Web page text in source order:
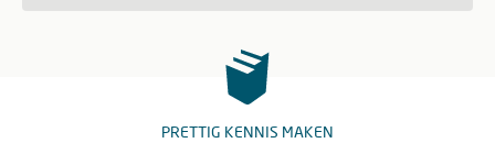
PRETTIG KENNIS MAKEN